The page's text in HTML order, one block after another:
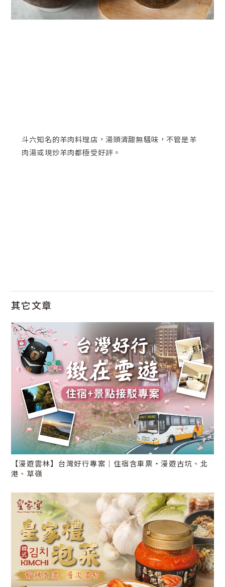
斗六知名的羊肉料理店，湯頭清甜無騷味，不管是羊
肉湯或現炒羊肉都極受好評。
其它文章
【漫遊雲林】台灣好行專案｜住宿含車票・漫遊古坑、北
港、草嶺